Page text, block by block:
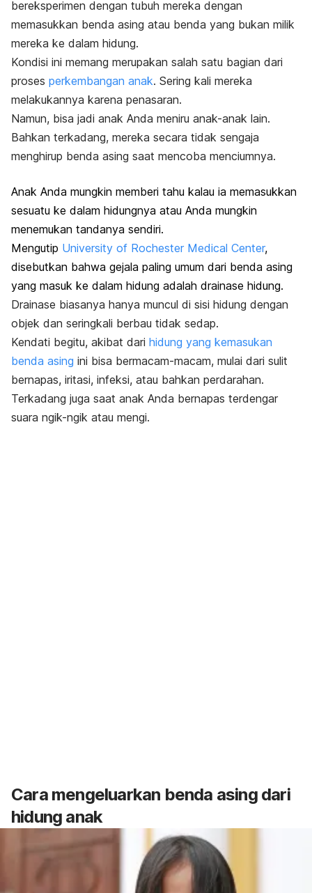
bereksperimen dengan tubuh mereka dengan
memasukkan benda asing atau benda yang bukan milik
mereka ke dalam hidung.
Kondisi ini memang merupakan salah satu bagian dari
proses perkembangan anak. Sering kali mereka
melakukannya karena penasaran.
Namun, bisa jadi anak Anda meniru anak-anak lain.
Bahkan terkadang, mereka secara tidak sengaja
menghirup benda asing saat mencoba menciumnya.
Anak Anda mungkin memberi tahu kalau ia memasukkan
sesuatu ke dalam hidungnya atau Anda mungkin
menemukan tandanya sendiri.
Mengutip University of Rochester Medical Center,
disebutkan bahwa gejala paling umum dari benda asing
yang masuk ke dalam hidung adalah drainase hidung.
Drainase biasanya hanya muncul di sisi hidung dengan
objek dan seringkali berbau tidak sedap.
Kendati begitu, akibat dari hidung yang kemasukan
benda asing ini bisa bermacam-macam, mulai dari sulit
bernapas, iritasi, infeksi, atau bahkan perdarahan.
Terkadang juga saat anak Anda bernapas terdengar
suara ngik-ngik atau mengi.
Cara mengeluarkan benda asing dari
hidung anak